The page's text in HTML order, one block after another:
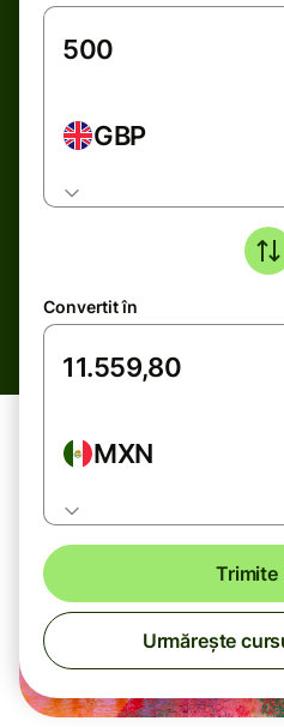
GBP
Convertit în
MXN
Trimite
Urmărește